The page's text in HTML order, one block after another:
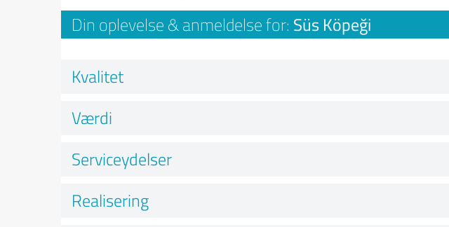
Din oplevelse & anmeldelse for: Süs Köpeği
Kvalitet
Værdi
Serviceydelser
Realisering